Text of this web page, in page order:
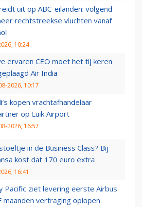
uit op ABC-eilanden: volgend
rechtstreekse vluchten vanaf
10:24
ervaren CEO moet het tij keren
Air India
2026, 10:17
kopen vrachtafhandelaar
op Luik Airport
2026, 16:57
in de Business Class? Bij
kost dat 170 euro extra
16:41
Pacific ziet levering eerste Airbus
maanden vertraging oplopen